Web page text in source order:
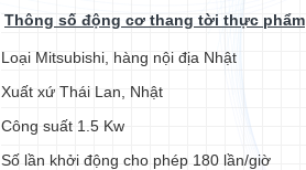
Thông số động cơ thang tời thực phẩm
Loại Mitsubishi, hàng nội địa Nhật
Xuất xứ Thái Lan, Nhật
Công suất 1.5 Kw
Số lần khởi động cho phép 180 lần/giờ